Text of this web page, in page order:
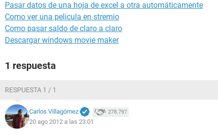
Pasar datos de una hoja de excel a otra automáticamente
Como ver una pelicula en stremio
Como pasar saldo de claro a claro
Descargar windows movie maker
1 respuesta
RESPUESTA 1 / 1
Carlos Villagómez 278.797
20 ago 2012 a las 23:01